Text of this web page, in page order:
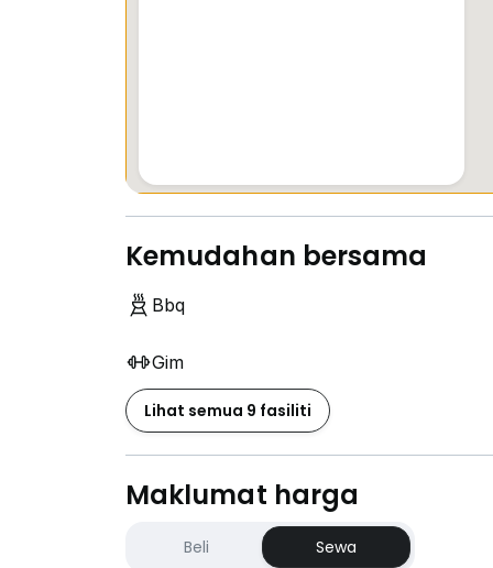
Kemudahan bersama
Bbq
Gim
Lihat semua 9 fasiliti
Maklumat harga
Beli Sewa